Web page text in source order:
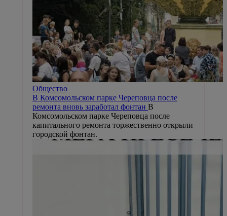
Общество
В Комсомольском парке Череповца после
ремонта вновь заработал фонтан В
Комсомольском парке Череповца после
капитального ремонта торжественно открыли
городской фонтан.